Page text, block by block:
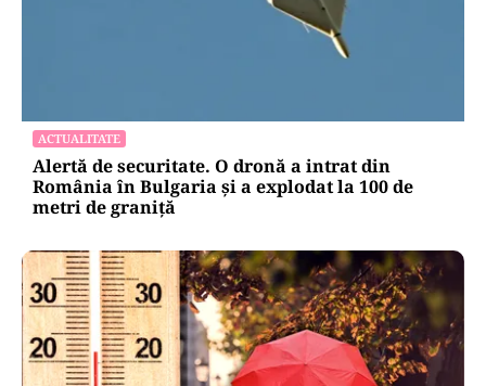
ACTUALITATE
Alertă de securitate. O dronă a intrat din
România în Bulgaria şi a explodat la 100 de
metri de graniţă